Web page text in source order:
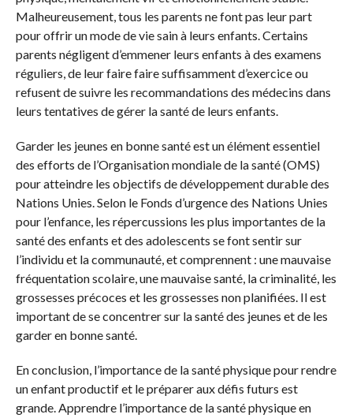
Malheureusement, tous les parents ne font pas leur part
pour offrir un mode de vie sain à leurs enfants. Certains
parents négligent d’emmener leurs enfants à des examens
réguliers, de leur faire faire suffisamment d’exercice ou
refusent de suivre les recommandations des médecins dans
leurs tentatives de gérer la santé de leurs enfants.
Garder les jeunes en bonne santé est un élément essentiel
des efforts de l’Organisation mondiale de la santé (OMS)
pour atteindre les objectifs de développement durable des
Nations Unies. Selon le Fonds d’urgence des Nations Unies
pour l’enfance, les répercussions les plus importantes de la
santé des enfants et des adolescents se font sentir sur
l’individu et la communauté, et comprennent : une mauvaise
fréquentation scolaire, une mauvaise santé, la criminalité, les
grossesses précoces et les grossesses non planifiées. Il est
important de se concentrer sur la santé des jeunes et de les
garder en bonne santé.
En conclusion, l’importance de la santé physique pour rendre
un enfant productif et le préparer aux défis futurs est
grande. Apprendre l’importance de la santé physique en